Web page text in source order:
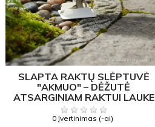
SLAPTA RAKTŲ SLĖPTUVĖ
"AKMUO" – DĖŽUTĖ
ATSARGINIAM RAKTUI LAUKE
0 Įvertinimas (-ai)